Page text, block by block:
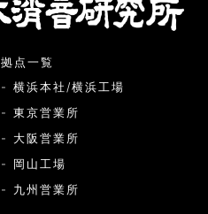
拠点一覧
- 横浜本社/横浜工場
- 東京営業所
- 大阪営業所
- 岡山工場
- 九州営業所